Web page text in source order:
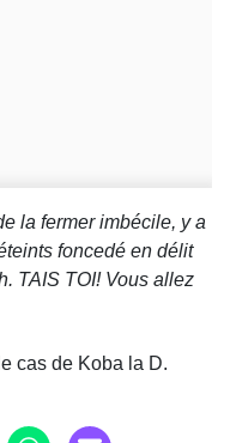
la fermer imbécile, y a
foncedé en délit
TAIS TOI! Vous allez
cas de Koba la D.